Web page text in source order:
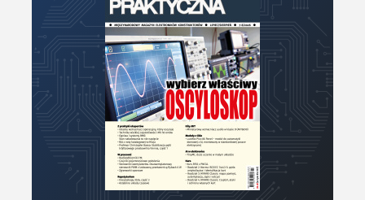
Optoelektronika
PCB/Montaż
Podstawy elektroniki
Podzespoły bierne
Półprzewodniki
Pomiary i testy
Projektowanie